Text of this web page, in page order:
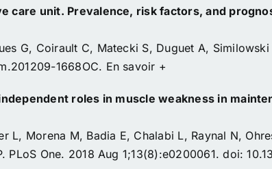
care unit. Prevalence, risk factors, and
G, Coirault C, Matecki S, Duguet A,
1668OC. En savoir +
roles in muscle weakness in
L, Morena M, Badia E, Chalabi L, Raynal N,
One. 2018 Aug 1;13(8):e0200061. doi: